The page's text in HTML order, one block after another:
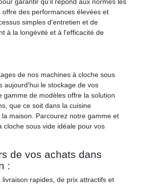
offre des performances élevées et
simples d'entretien et de
à la longévité et à l'efficacité de
de nos machines à cloche sous
aujourd'hui le stockage de vos
gamme de modèles offre la solution
que ce soit dans la cuisine
maison. Parcourez notre gamme et
cloche sous vide idéale pour vos
de vos achats dans
:
livraison rapides, de prix attractifs et